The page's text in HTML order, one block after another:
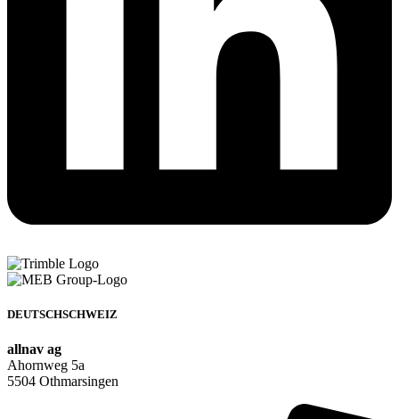
DEUTSCHSCHWEIZ
allnav ag
Ahornweg 5a
5504 Othmarsingen